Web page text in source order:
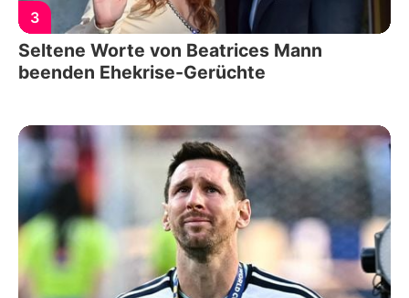
3
Seltene Worte von Beatrices Mann
beenden Ehekrise-Gerüchte